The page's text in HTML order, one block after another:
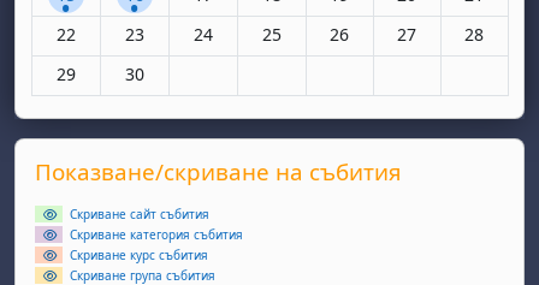
Няма събития, понеделник, 22 юни
22 Няма събития, вторник, 23 юни
23 Няма събития, сряда, 24 юни
24 Няма събития, четвъртък, 25 юни
25 Няма събития, петък, 26
26 Няма събития,
27 Няма
28
Няма събития, понеделник, 29 юни
29 Няма събития, вторник, 30 юни
30
Supplementary blocks
Прескочи Показване/скриване на събития
Показване/скриване на събития
Скриване сайт събития
Скриване категория събития
Скриване курс събития
Скриване група събития